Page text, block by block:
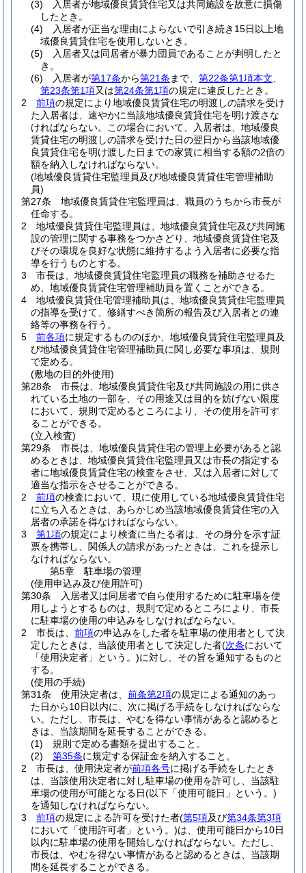
(3)
入居者が地域優良賃貸住宅又は共同施設を故意に損傷
したとき。
(4)
入居者が正当な理由によらないで引き続き15日以上地
域優良賃貸住宅を使用しないとき。
(5)
入居者又は同居者が暴力団員であることが判明したと
き。
(6)
入居者が第17条から第21条 まで、 第22条第1項本文
第23条第1項又は第24条第1項の規定に違反したとき。
2
前項の規定により地域優良賃貸住宅の明渡しの請求を受け
た入居者は、速やかに当該地域優良賃貸住宅を明け渡さな
ければならない。
この場合において、入居者は、地域優良
賃貸住宅の明渡しの請求を受けた日の翌日から当該地域優
良賃貸住宅を明け渡した日までの家賃に相当する額の2倍の
額を納入しなければならない。
(地域優良賃貸住宅監理員及び地域優良賃貸住宅管理補助
員)
第27条
地域優良賃貸住宅監理員は、職員のうちから市長が
任命する。
2
地域優良賃貸住宅監理員は、地域優良賃貸住宅及び共同施
設の管理に関する事務をつかさどり、地域優良賃貸住宅及
びその環境を良好な状態に維持するよう入居者に必要な指
導を行うものとする。
3
市長は、地域優良賃貸住宅監理員の職務を補助させるた
め、地域優良賃貸住宅管理補助員を置くことができる。
4
地域優良賃貸住宅管理補助員は、地域優良賃貸住宅監理員
の指導を受けて、修繕すべき箇所の報告及び入居者との連
絡等の事務を行う。
5
前各項に規定するもののほか、地域優良賃貸住宅監理員及
び地域優良賃貸住宅管理補助員に関し必要な事項は、規則
で定める。
(敷地の目的外使用)
第28条
市長は、地域優良賃貸住宅及び共同施設の用に供さ
れている土地の一部を、その用途又は目的を妨げない限度
において、規則で定めるところにより、その使用を許可す
ることができる。
(立入検査)
第29条
市長は、地域優良賃貸住宅の管理上必要があると認
めるときは、地域優良賃貸住宅監理員又は市長の指定する
者に地域優良賃貸住宅の検査をさせ、又は入居者に対して
適当な指示をさせることができる。
2
前項の検査において、現に使用している地域優良賃貸住宅
に立ち入るときは、あらかじめ当該地域優良賃貸住宅の入
居者の承諾を得なければならない。
3
第1項の規定により検査に当たる者は、その身分を示す証
票を携帯し、関係人の請求があったときは、これを提示し
なければならない。
第5章
駐車場の管理
(使用申込み及び使用許可)
第30条
入居者又は同居者で自ら使用するために駐車場を使
用しようとするものは、規則で定めるところにより、市長
に駐車場の使用の申込みをしなければならない。
2
市長は、 前項の申込みをした者を駐車場の使用者として決
定したときは、当該使用者として決定した者(次条において
「使用決定者」という。)に対し、その旨を通知するものと
する。
(使用の手続)
第31条
使用決定者は、 前条第2項の規定による通知のあっ
た日から10日以内に、次に掲げる手続をしなければならな
い。 ただし、市長は、やむを得ない事情があると認めると
きは、当該期間を延長することができる。
(1)
規則で定める書類を提出すること。
(2)
第35条に規定する保証金を納入すること。
2
市長は、使用決定者が前項各号に掲げる手続をしたとき
は、当該使用決定者に対し駐車場の使用を許可し、当該駐
車場の使用が可能となる日(以下「使用可能日」という。)
を通知しなければならない。
3
前項の規定による許可を受けた者(第5項及び第34条第3項
において「使用許可者」という。)は、使用可能日から10日
以内に駐車場の使用を開始しなければならない。 ただし、
市長は、やむを得ない事情があると認めるときは、当該期
間を延長することができる。